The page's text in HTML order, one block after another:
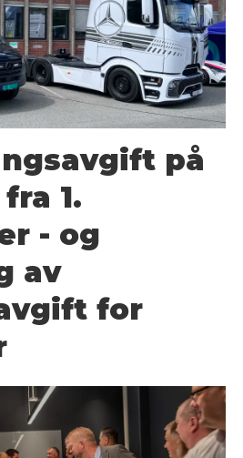
på
1.
- og
av
for